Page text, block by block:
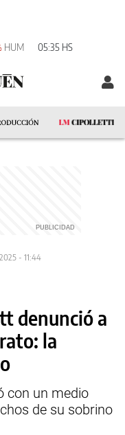
HUM 05:35 HS
- 11:44
denunció a
la
con un medio
de su sobrino